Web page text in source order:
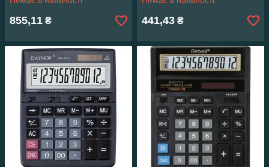
855,11 ₴ 441,43 ₴